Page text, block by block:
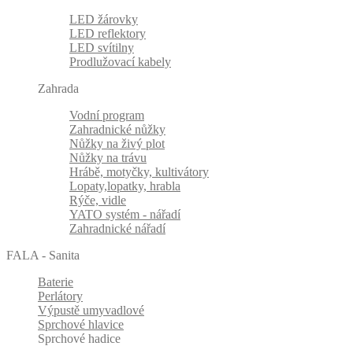
LED žárovky
LED reflektory
LED svítilny
Prodlužovací kabely
Zahrada
Vodní program
Zahradnické nůžky
Nůžky na živý plot
Nůžky na trávu
Hrábě, motyčky, kultivátory
Lopaty,lopatky, hrabla
Rýče, vidle
YATO systém - nářadí
Zahradnické nářadí
FALA - Sanita
Baterie
Perlátory
Výpustě umyvadlové
Sprchové hlavice
Sprchové hadice